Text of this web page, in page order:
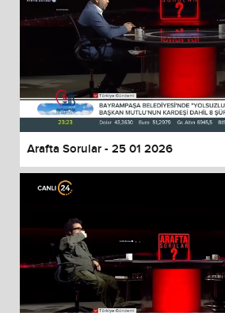
Arafta Sorular - 25 01 2026